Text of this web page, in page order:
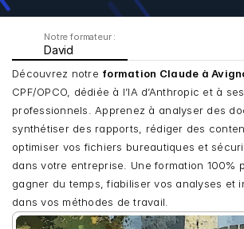
Notre formateur :
David
Découvrez notre formation Claude à
CPF/OPCO, dédiée à l’IA d’Anthropic et à
professionnels. Apprenez à analyser des
synthétiser des rapports, rédiger des
optimiser vos fichiers bureautiques et
dans votre entreprise. Une formation 100%
gagner du temps, fiabiliser vos analyses et
dans vos méthodes de travail.